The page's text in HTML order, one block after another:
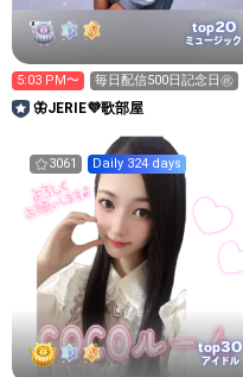
top20
ミュージック
5:03 PM〜 毎日配信500日記念日㊗️
🦋JERIE💜‪‪歌部屋
3061 Daily 324 days
top30
アイドル